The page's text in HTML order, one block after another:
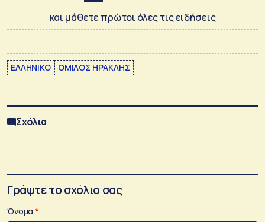
και μάθετε πρώτοι όλες τις ειδήσεις
ΕΛΛΗΝΙΚΟ ΟΜΙΛΟΣ ΗΡΑΚΛΗΣ
Σχόλια
Γράψτε το σχόλιο σας
Όνομα